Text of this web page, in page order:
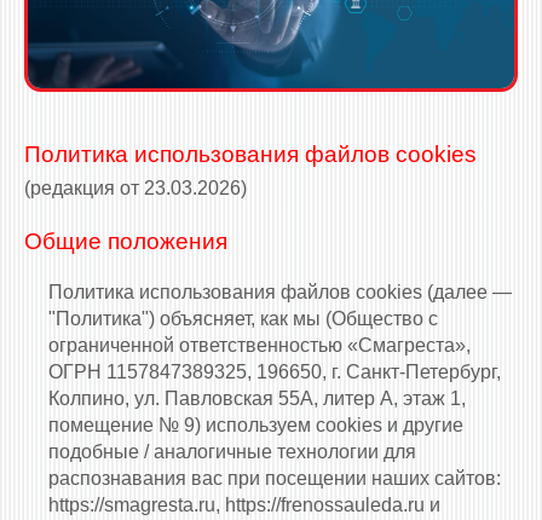
Политика использования файлов cookies
(редакция от 23.03.2026)
Общие положения
Политика использования файлов cookies (далее —
"Политика") объясняет, как мы (Общество с
ограниченной ответственностью «Смагреста»,
ОГРН 1157847389325, 196650, г. Санкт-Петербург,
Колпино, ул. Павловская 55А, литер А, этаж 1,
помещение № 9) используем cookies и другие
подобные / аналогичные технологии для
распознавания вас при посещении наших сайтов:
https://smagresta.ru, https://frenossauleda.ru и